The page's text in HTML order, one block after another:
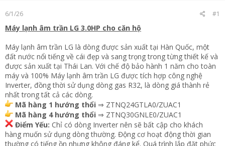
r
6/1/26 #1
Máy lạnh âm trần LG 3.0HP cho căn hộ
Máy lạnh âm trần LG là dòng được sản xuất tại Hàn Quốc, một
đất nước nổi tiếng về cái đẹp và sang trọng trong từng thiết kế và
được sản xuất tại Thái Lan. Với chế độ bảo hành 1 năm cho toàn
máy và 100% Máy lạnh âm trần LG được tích hợp công nghệ
Inverter, đồng thời sử dụng dòng gas R32, là dòng giá thành rẻ
nhất trong tất cả các dòng.
Mã hàng 1 hướng thổi ⇒ ZTNQ24GTLA0/ZUAC1
Mã hàng 4 hướng thổi ⇒ ZTNQ30GNLE0/ZUAC1
Điểm Yếu: Chỉ có dòng Inverter nên sẽ bất cập cho khách
hàng muốn sử dụng dòng thường. Động cơ hoạt động thời gian
thường có tiếng ồn nhưng không đáng kể. Quá trình lắp đặt phức